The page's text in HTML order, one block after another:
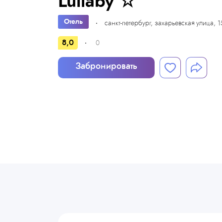
Отель санкт-петербург, захарьевская улица,
8,0 0
Забронировать